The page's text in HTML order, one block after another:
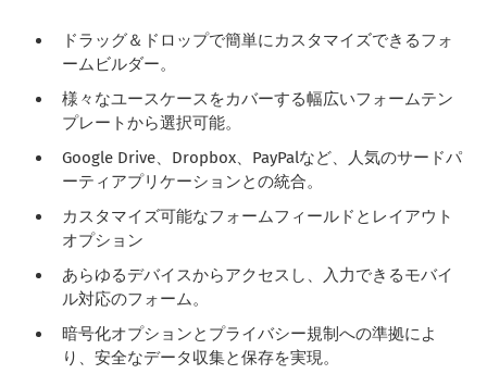
ドラッグ＆ドロップで簡単にカスタマイズできるフォ
ームビルダー。
様々なユースケースをカバーする幅広いフォームテン
プレートから選択可能。
Google Drive、Dropbox、PayPalなど、人気のサードパ
ーティアプリケーションとの統合。
カスタマイズ可能なフォームフィールドとレイアウト
オプション
あらゆるデバイスからアクセスし、入力できるモバイ
ル対応のフォーム。
暗号化オプションとプライバシー規制への準拠によ
り、安全なデータ収集と保存を実現。